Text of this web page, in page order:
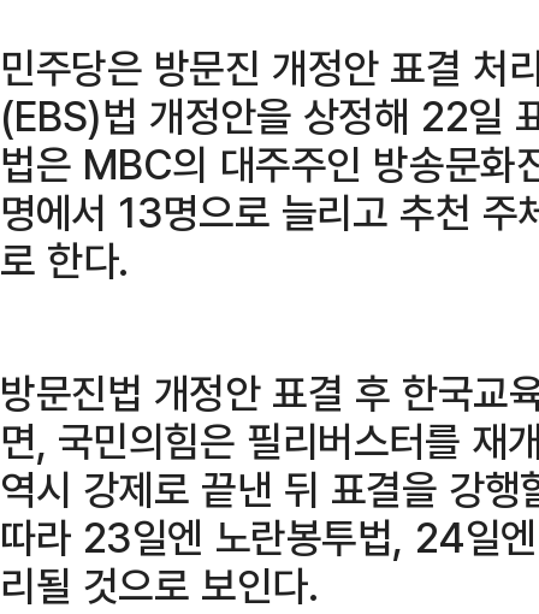
민주당은 방문진 개정안 표결 처
(EBS)법 개정안을 상정해 22일
법은 MBC의 대주주인 방송문화
명에서 13명으로 늘리고 추천 주
로 한다.
방문진법 개정안 표결 후 한국교
면, 국민의힘은 필리버스터를 재
역시 강제로 끝낸 뒤 표결을 강
따라 23일엔 노란봉투법, 24일
리될 것으로 보인다.